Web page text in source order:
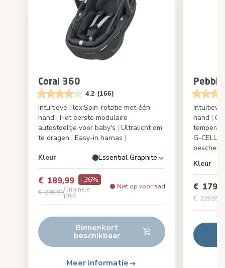
Coral 360
4.2 (166)
Intuïtieve FlexiSpin-rotatie met één
hand | Het eerste modulaire
autostoeltje voor baby's | Ultralicht om
te dragen | Easy-in harnas |
Kleur Essential Graphite
€ 189,99 -36%
€ 299,99Originele
prijs
Niet op voorraad
Binnenkort
beschikbaar
Meer informatie
Intuïtieve
hand |
G-CELL-
Kleur
€
€ 229,99